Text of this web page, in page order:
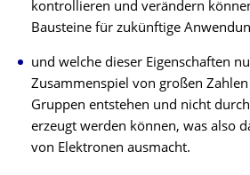
kontrollieren und verändern
Bausteine für zukünftige
und welche dieser Eigenschaften
Zusammenspiel von großen
Gruppen entstehen und nicht
erzeugt werden können, was also
von Elektronen ausmacht.